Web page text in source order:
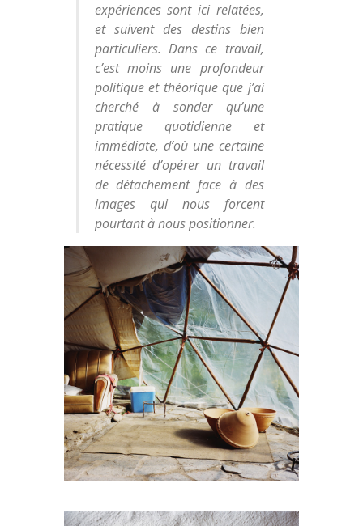
expériences sont ici relatées,
et suivent des destins bien
particuliers. Dans ce travail,
c’est moins une profondeur
politique et théorique que j’ai
cherché à sonder qu’une
pratique quotidienne et
immédiate, d’où une certaine
nécessité d’opérer un travail
de détachement face à des
images qui nous forcent
pourtant à nous positionner.